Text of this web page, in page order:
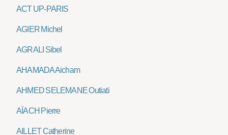
ACT UP-PARIS
AGIER Michel
AGRALI Sibel
AHAMADA Aicham
AHMED SELEMANE Outiati
AÏACH Pierre
AILLET Catherine